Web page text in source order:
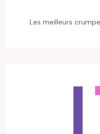
Les meilleurs